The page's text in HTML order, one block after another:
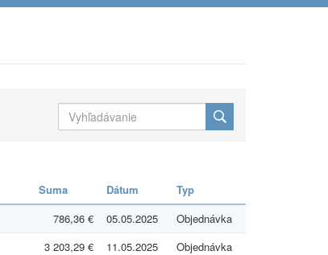
Suma Dátum
Typ
786,36 € 05.05.2025
Objednávka
3 203,29 € 11.05.2025
Objednávka